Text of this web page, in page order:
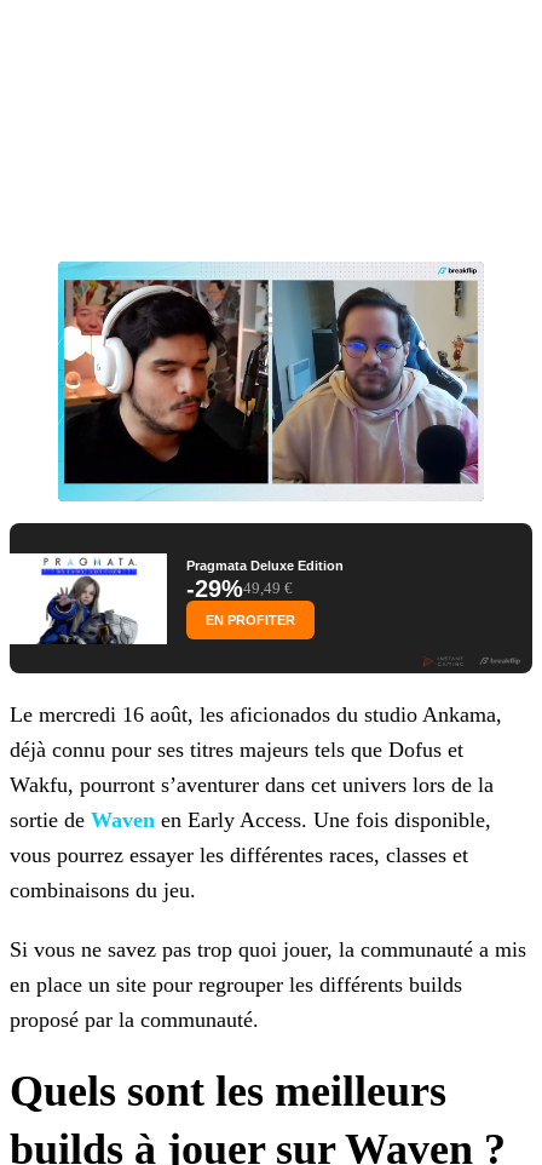
Pragmata Deluxe Edition
-29%49,49 €
EN PROFITER
Le mercredi 16 août, les aficionados du studio Ankama,
déjà connu pour ses titres majeurs tels que Dofus et
Wakfu, pourront s’aventurer dans cet univers lors de la
sortie de Waven en Early Access. Une fois disponible,
vous pourrez essayer les différentes races, classes et
combinaisons du jeu.
Si vous ne savez pas trop quoi jouer, la communauté a mis
en place un site pour regrouper les différents builds
proposé par la communauté.
Quels sont les meilleurs
builds à jouer sur Waven ?